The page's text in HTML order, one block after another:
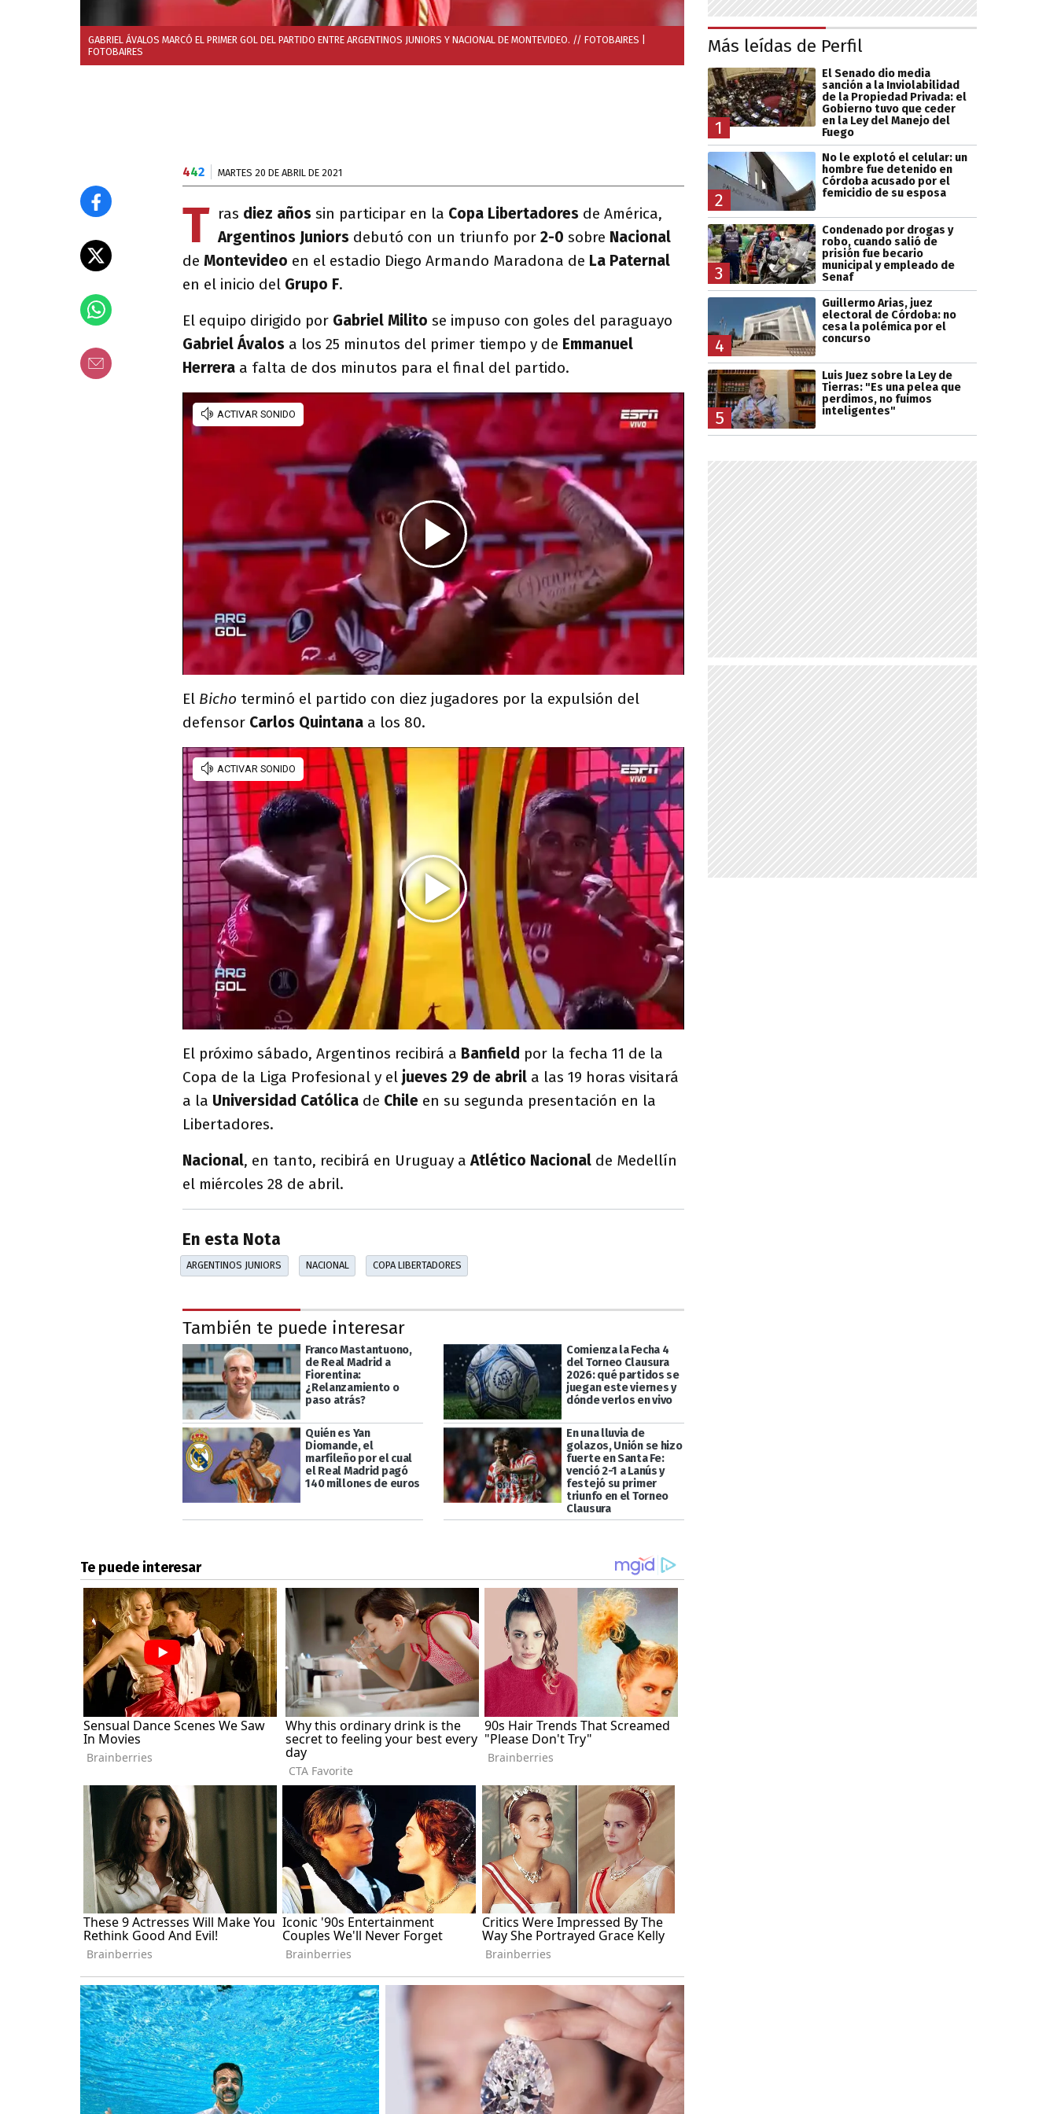
GABRIEL ÁVALOS MARCÓ EL PRIMER GOL DEL PARTIDO ENTRE ARGENTINOS JUNIORS Y NACIONAL DE MONTEVIDEO. // FOTOBAIRES
FOTOBAIRES
442 MARTES 20 DE ABRIL DE 2021
T ras diez años sin participar en la Copa Libertadores de América,
Argentinos Juniors debutó con un triunfo por 2-0 sobre Nacional
de Montevideo en el estadio Diego Armando Maradona de La Paternal
en el inicio del Grupo F.
El equipo dirigido por Gabriel Milito se impuso con goles del paraguayo
Gabriel Ávalos a los 25 minutos del primer tiempo y de Emmanuel
Herrera a falta de dos minutos para el final del partido.
El Bicho terminó el partido con diez jugadores por la expulsión del
defensor Carlos Quintana a los 80.
El próximo sábado, Argentinos recibirá a Banfield por la fecha 11 de la
Copa de la Liga Profesional y el jueves 29 de abril a las 19 horas visitará
a la Universidad Católica de Chile en su segunda presentación en la
Libertadores.
Nacional, en tanto, recibirá en Uruguay a Atlético Nacional de Medellín
el miércoles 28 de abril.
En esta Nota
ARGENTINOS JUNIORS NACIONAL COPA LIBERTADORES
También te puede interesar
Franco Mastantuono,
de Real Madrid a
Fiorentina:
¿Relanzamiento o
paso atrás?
Comienza la Fecha 4
del Torneo Clausura
2026: qué partidos se
juegan este viernes y
dónde verlos en vivo
Quién es Yan
Diomande, el
marfileño por el cual
el Real Madrid pagó
140 millones de euros
En una lluvia de
golazos, Unión se hizo
fuerte en Santa Fe:
venció 2-1 a Lanús y
festejó su primer
triunfo en el Torneo
Clausura
Más leídas de Perfil
1
El Senado dio media
sanción a la Inviolabilidad
de la Propiedad Privada: el
Gobierno tuvo que ceder
en la Ley del Manejo del
Fuego
2
No le explotó el celular: un
hombre fue detenido en
Córdoba acusado por el
femicidio de su esposa
3
Condenado por drogas y
robo, cuando salió de
prisión fue becario
municipal y empleado de
Senaf
4
Guillermo Arias, juez
electoral de Córdoba: no
cesa la polémica por el
concurso
5
Luis Juez sobre la Ley de
Tierras: "Es una pelea que
perdimos, no fuimos
inteligentes"